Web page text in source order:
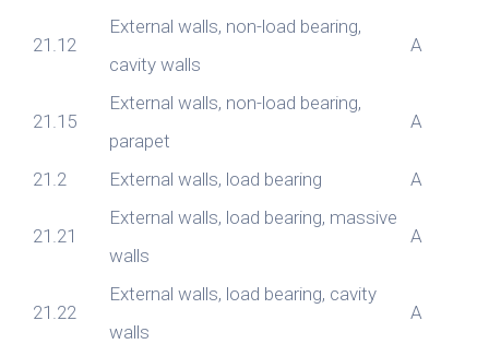
21.12
External walls, non-load bearing,
cavity walls
A
21.15
External walls, non-load bearing,
parapet
A
21.2 External walls, load bearing A
21.21
External walls, load bearing, massive
walls
A
21.22
External walls, load bearing, cavity
walls
A